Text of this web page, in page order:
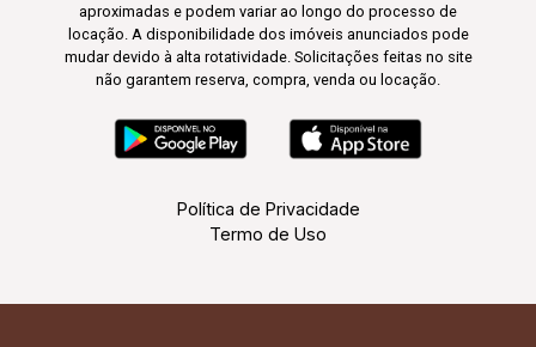
aproximadas e podem variar ao longo do processo de
locação. A disponibilidade dos imóveis anunciados pode
mudar devido à alta rotatividade. Solicitações feitas no site
não garantem reserva, compra, venda ou locação.
Política de Privacidade
Termo de Uso